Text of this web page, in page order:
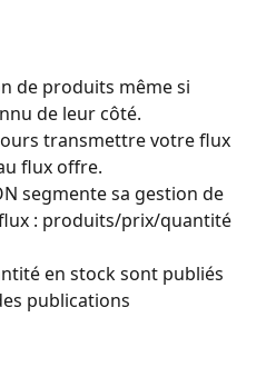
de produits même si
de leur côté.
transmettre votre flux
flux offre.
segmente sa gestion de
: produits/prix/quantité
en stock sont publiés
publications